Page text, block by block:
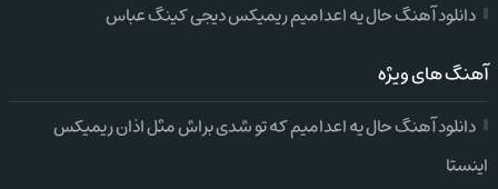
دانلود آهنگ حال یه اعدامیم ریمیکس دیجی کینگ عباس
آهنگ های ویژه
دانلود آهنگ حال یه اعدامیم که تو شدی براش مثل اذان ریمیکس
اینستا